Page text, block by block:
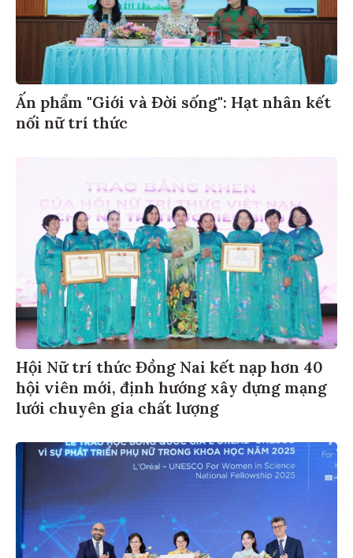
Ấn phẩm "Giới và Đời sống": Hạt nhân kết
nối nữ trí thức
Hội Nữ trí thức Đồng Nai kết nạp hơn 40
hội viên mới, định hướng xây dựng mạng
lưới chuyên gia chất lượng